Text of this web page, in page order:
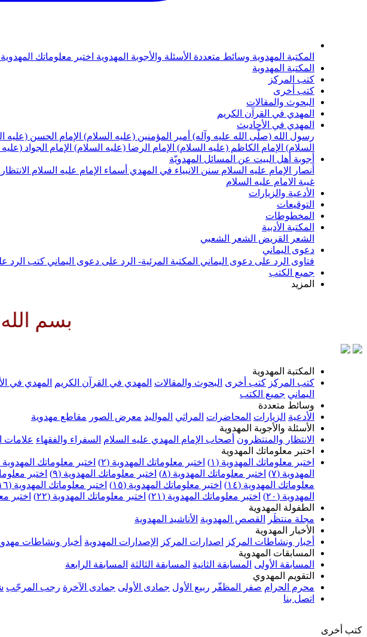
المكتبة المهدوية وسائط متعددة الأسئلة والأجوبة المهدوية اختبر معلوماتك المهدوية
المكتبة المهدوية
كتب المركز
كتب أخرى
البحوث والمقالات
المهدي في القرآن الكريم
المهدي في الأحاديث
رسول الله (صلّى الله عليه وآله) أمير المؤمنين (عليه السلام) الإمام الحسن (عليه
السلام) الإمام الكاظم (عليه السلام) الإمام الرضا (عليه السلام) الإمام الجواد
أجوبة أهل البيت عن المسائل المهدويّة
أنصار الإمام عليه السلام سنن الانبياء في المهدي أسماء الإمام عليه السلام
غيبة الامام عليه السلام
الأدعية والزيارات
التوقيعات
المخطوطات
المكتبة الأدبية
الشعر القريض الشعر الشعبي
دعوى اليماني
فتاوى الرد على دعوى اليماني المكتبة المرئية- الرد على دعوى اليماني كتب الرد
جميع الكتب
المزيد
بسم الله الرحمن
المكتبة المهدوية
كتب المركز كتب أخرى البحوث والمقالات المهدي في القرآن الكريم المهدي في
اليماني جميع الكتب
وسائط متعددة
الأدعية الزيارات المحاضرات المراثي المواليد معرض الصور مقاطع مهدوية
الأسئلة والأجوبة المهدوية
الانتظار والمنتظرون أصحاب الإمام المهدي عليه السلام السفراء والفقهاء علامات
اختبر معلوماتك المهدوية
اختبر معلوماتك المهدوية (١)
اختبر معلوماتك المهدوية (٢) اختبر معلوماتك المهدوية
المهدوية (٧)
اختبر معلوماتك المهدوية (٨) اختبر معلوماتك المهدوية (٩) اختبر
معلوماتك المهدوية (١٤)
اختبر معلوماتك المهدوية (١٥) اختبر معلوماتك المهدوية (١٦)
المهدوية (٢٠)
اختبر معلوماتك المهدوية (٢١) اختبر معلوماتك المهدوية (٢٢) اختبر
الطفولة المهدوية
مجلة منتظَر
القصص المهدوية الأناشيد المهدوية
الأخبار المهدوية
أخبار ونشاطات المركز
اصدارات المركز الإصدارات المهدوية أخبار ونشاطات
المسابقات المهدوية
المسابقة الأولى المسابقة الثانية المسابقة الثالثة المسابقة الرابعة
التقويم المهدوي
محرم الحرام صفر المظفّر ربيع الأول جمادى الأولى جمادى الآخرة رجب المرجّب
اتصل بنا
كتب أخرى